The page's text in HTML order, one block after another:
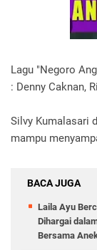
Lagu "Negoro
: Denny Caknan,
Silvy Kumalasari
mampu
BACA JUGA
Laila Ayu
Dihargai
Bersama